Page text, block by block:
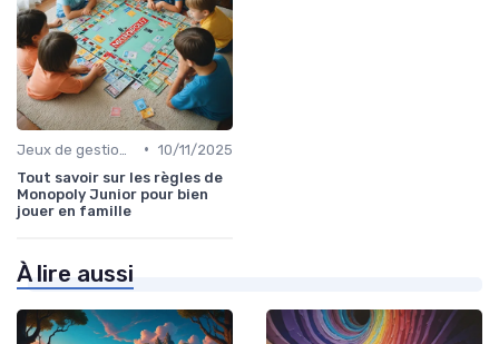
• 10/11/2025
Tout savoir sur les règles de
Monopoly Junior pour bien
jouer en famille
À lire aussi